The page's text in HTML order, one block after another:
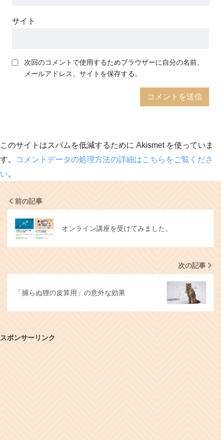
サイト
次回のコメントで使用するためブラウザーに自分の名前、
メールアドレス、サイトを保存する。
このサイトはスパムを低減するために Akismet を使っていま
す。
コメントデータの処理方法の詳細はこちらをご覧くださ
い。
前の記事
オンライン講座を受けてみました。
次の記事
「捕らぬ狸の皮算用」の意外な効果
スポンサーリンク